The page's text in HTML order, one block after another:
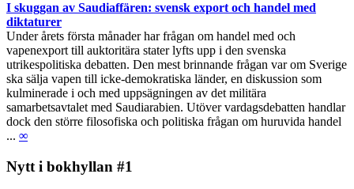
I skuggan av Saudiaffären: svensk export och handel med
diktaturer
Under årets första månader har frågan om handel med och
vapenexport till auktoritära stater lyfts upp i den svenska
utrikespolitiska debatten. Den mest brinnande frågan var om Sverige
ska sälja vapen till icke-demokratiska länder, en diskussion som
kulminerade i och med uppsägningen av det militära
samarbetsavtalet med Saudiarabien. Utöver vardagsdebatten handlar
dock den större filosofiska och politiska frågan om huruvida handel
... ∞
Nytt i bokhyllan #1